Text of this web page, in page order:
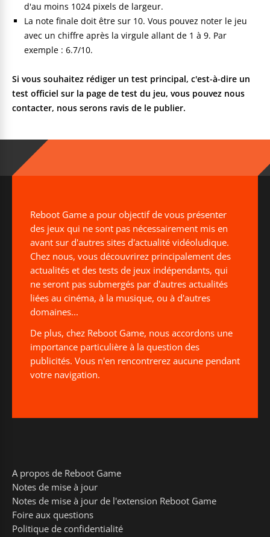
d'au moins 1024 pixels de largeur.
La note finale doit être sur 10. Vous pouvez noter le jeu
avec un chiffre après la virgule allant de 1 à 9. Par
exemple : 6.7/10.
Si vous souhaitez rédiger un test principal, c'est-à-dire un
test officiel sur la page de test du jeu, vous pouvez nous
contacter, nous serons ravis de le publier.
Reboot Game a pour objectif de vous présenter
des jeux qui ne sont pas nécessairement mis en
avant sur d'autres sites d'actualité vidéoludique.
Chez nous, vous découvrirez principalement des
actualités et des tests de jeux indépendants, qui
ne seront pas submergés par d'autres actualités
liées au cinéma, à la musique, ou à d'autres
domaines...
De plus, chez Reboot Game, nous accordons une
importance particulière à la question des
publicités. Vous n'en rencontrerez aucune pendant
votre navigation.
A propos de Reboot Game
Notes de mise à jour
Notes de mise à jour de l'extension Reboot Game
Foire aux questions
Politique de confidentialité